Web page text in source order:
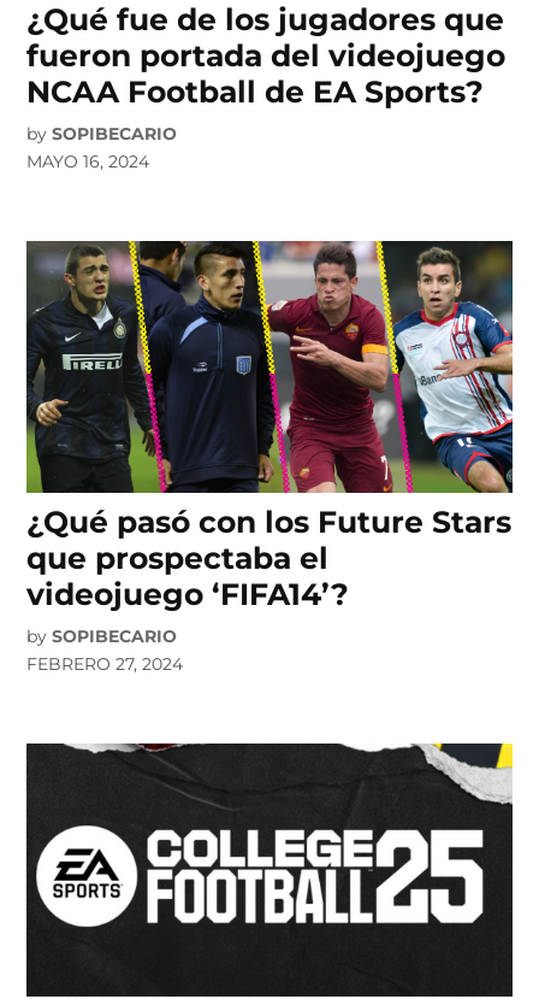
¿Qué fue de los jugadores que
fueron portada del videojuego
NCAA Football de EA Sports?
by SOPIBECARIO
MAYO 16, 2024
¿Qué pasó con los Future Stars
que prospectaba el
videojuego ‘FIFA14’?
by SOPIBECARIO
FEBRERO 27, 2024